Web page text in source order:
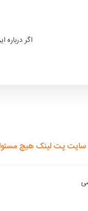
اگر درباره
سایت پت لینک هیچ